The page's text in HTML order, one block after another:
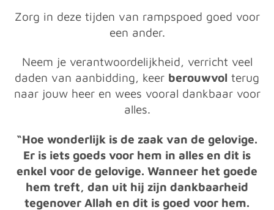
Zorg in deze tijden van rampspoed goed voor
een ander.
Neem je verantwoordelijkheid, verricht veel
daden van aanbidding, keer berouwvol terug
naar jouw heer en wees vooral dankbaar voor
alles.
“Hoe wonderlijk is de zaak van de gelovige.
Er is iets goeds voor hem in alles en dit is
enkel voor de gelovige. Wanneer het goede
hem treft, dan uit hij zijn dankbaarheid
tegenover Allah en dit is goed voor hem.